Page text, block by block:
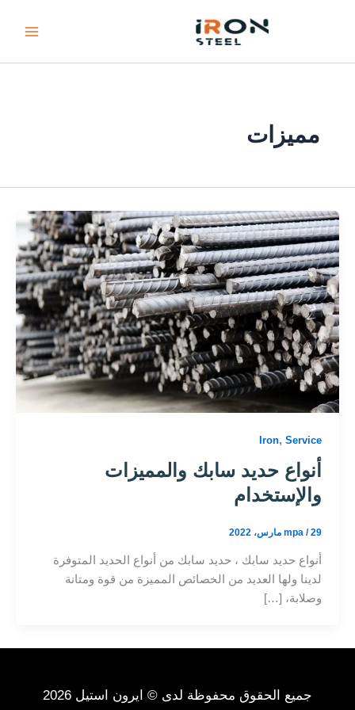
مميزات
Iron,Service
أنواع حديد سابك والمميزات
والإستخدام
mpa/29 مارس، 2022
أنواع حديد سابك ، حديد سابك من أنواع الحديد المتوفرة
لدينا ولها العديد من الخصائص المميزة من قوة ومتانة
وصلابة، […]
جميع الحقوق محفوظة لدى © ايرون استيل 2026